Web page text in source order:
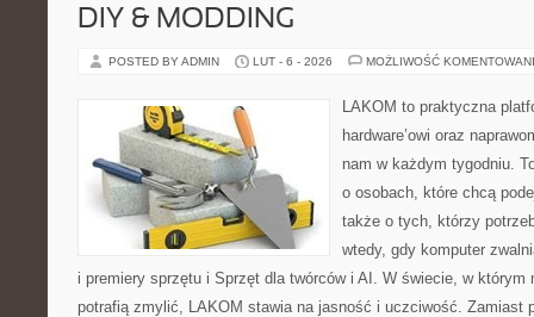
DIY & MODDING
POSTED BY ADMIN LUT - 6 - 2026 MOŻLIWOŚĆ
LAKOM to praktyczna
hardware’owi oraz
nam w każdym tygodniu.
o osobach, które chcą
także o tych, którzy
wtedy, gdy komputer
i premiery sprzętu i Sprzęt dla twórców i AI. W świecie, w którym
potrafią zmylić, LAKOM stawia na jasność i uczciwość. Zamiast